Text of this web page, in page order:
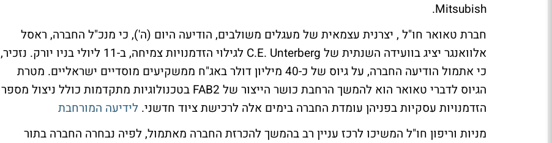
Mitsubish.
חברת טאואר חו"ל , יצרנית עצמאית של מעגלים משולבים, הודיעה היום (ה'), כי מנכ"ל החברה, ראסל
אלוואנגר יציג בוועידה השנתית של C.E. Unterberg לגילוי הזדמנויות צמיחה, ב-11 ליולי בניו יורק. נזכיר,
כי אתמול הודיעה החברה, על גיוס של כ-40 מיליון דולר באג"ח ממשקיעים מוסדיים ישראליים. מטרת
הגיוס לדברי טאואר הוא להמשך הרחבת כושר הייצור של FAB2 בטכנולוגיות מתקדמות כולל ניצול מספר
הזדמנויות עסקיות בפניהן עומדת החברה בימים אלה לרכישת ציוד חדשני. לידיעה המורחבת
מניות וריפון חו"ל המשיכו לרכז עניין רב בהמשך להכרזת החברה מאתמול, לפיה נבחרה החברה בתור